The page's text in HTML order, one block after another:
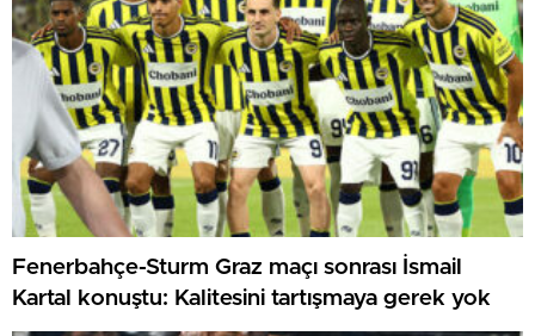
Fenerbahçe-Sturm Graz maçı sonrası İsmail
Kartal konuştu: Kalitesini tartışmaya gerek yok